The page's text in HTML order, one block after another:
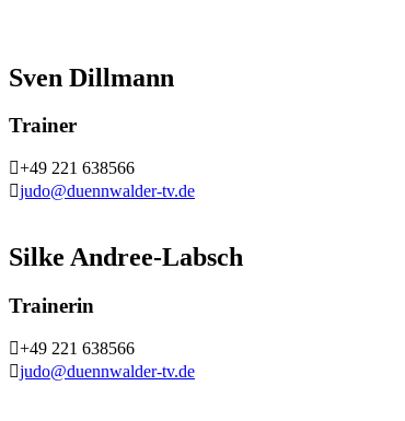
Sven Dillmann
Trainer
+49 221 638566
judo@duennwalder-tv.de
Silke Andree-Labsch
Trainerin
+49 221 638566
judo@duennwalder-tv.de